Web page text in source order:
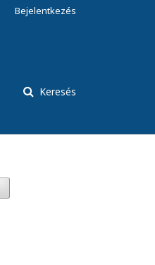
Keresés
Bejelentkezés